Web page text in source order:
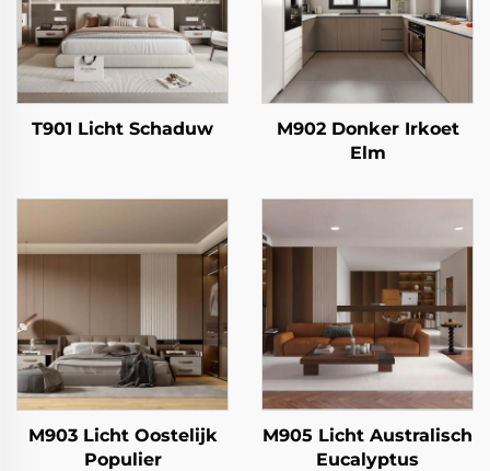
T901 Licht Schaduw
M902 Donker Irkoet
Elm
M903 Licht Oostelijk
Populier
M905 Licht Australisch
Eucalyptus